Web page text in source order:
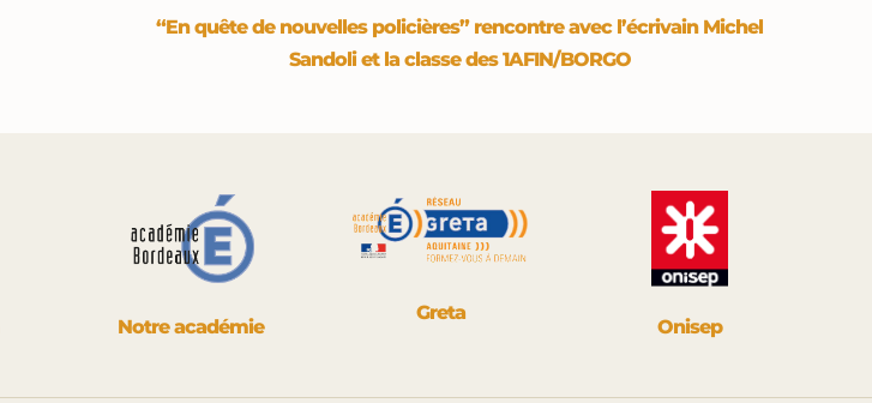
“En quête de nouvelles policières” rencontre avec l’écrivain Michel
Sandoli et la classe des 1AFIN/BORGO
Notre académie
Greta
Onisep